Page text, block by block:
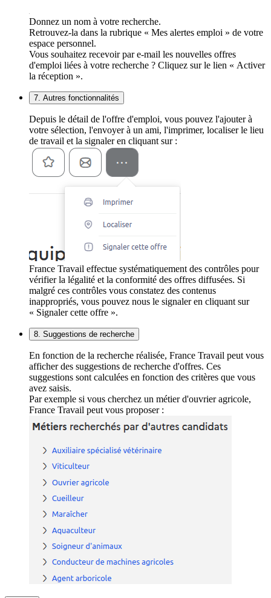
Donnez un nom à votre recherche.
Retrouvez-la dans la rubrique « Mes alertes emploi » de votre
espace personnel.
Vous souhaitez recevoir par e-mail les nouvelles offres
d'emploi liées à votre recherche ? Cliquez sur le lien « Activer
la réception ».
7. Autres fonctionnalités
Depuis le détail de l'offre d'emploi, vous pouvez l'ajouter à
votre sélection, l'envoyer à un ami, l'imprimer, localiser le lieu
de travail et la signaler en cliquant sur :
France Travail effectue systématiquement des contrôles pour
vérifier la légalité et la conformité des offres diffusées. Si
malgré ces contrôles vous constatez des contenus
inappropriés, vous pouvez nous le signaler en cliquant sur
« Signaler cette offre ».
8. Suggestions de recherche
En fonction de la recherche réalisée, France Travail peut vous
afficher des suggestions de recherche d'offres. Ces
suggestions sont calculées en fonction des critères que vous
avez saisis.
Par exemple si vous cherchez un métier d'ouvrier agricole,
France Travail peut vous proposer :